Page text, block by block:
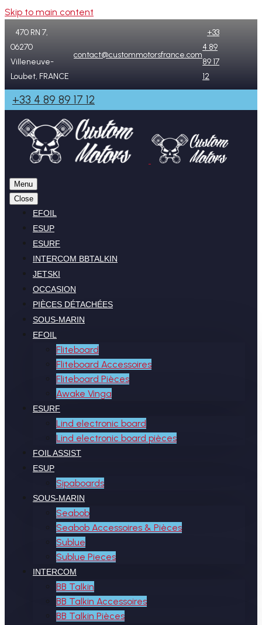
Skip to main content
470 RN 7,
06270
Villeneuve-
Loubet, FRANCE
contact@custommotorsfrance.com
+33
4 89
89 17
12
+33 4 89 89 17 12
Menu
Close
EFOIL
ESUP
ESURF
INTERCOM BBTALKIN
JETSKI
OCCASION
PIÈCES DÉTACHÉES
SOUS-MARIN
EFOIL
Fliteboard
Fliteboard Accessoires
Fliteboard Pièces
Awake Vinga
ESURF
Lind electronic board
Lind electronic board pièces
FOIL ASSIST
ESUP
Sipaboards
SOUS-MARIN
Seabob
Seabob Accessoires & Pièces
Sublue
Sublue Pieces
INTERCOM
BB Talkin
BB Talkin Accessoires
BB Talkin Pièces